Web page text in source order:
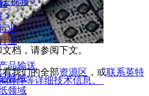
附件等详细技术信息。
业
业
品输送
领域
领域
档，请参阅下文。
我们的全部资源区 ，或联系英特